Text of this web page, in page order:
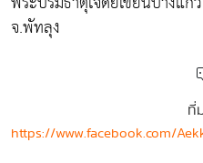
จ.พัทลุง
ที่
https://www.facebook.com/